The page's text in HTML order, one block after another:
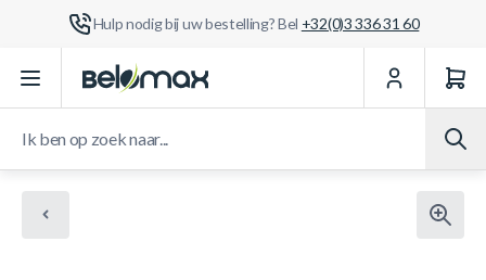
Hulp nodig bij uw bestelling? Bel +32(0)3 336 31 60
Ga naar de inhoud